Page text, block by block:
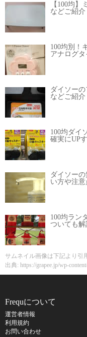
【100均
などご紹介
100均別！
アナログタ
ダイソー
などご紹介
100均ダイ
確実にUP
ダイソー
い方や注意
100均ラン
ついても解
サムネイル画像は下記より引
出典: https://grapee.jp/wp-
Frequについて
運営者情報
利用規約
お問い合わせ